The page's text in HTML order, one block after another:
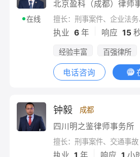
在线
北京盈科（成都）律师
擅长：刑事案件、企业法
执业 6年 响应 15
经验丰富 百强律所
电话咨询
钟毅 成都
四川明之鉴律师事务所
擅长：刑事案件、交通事故